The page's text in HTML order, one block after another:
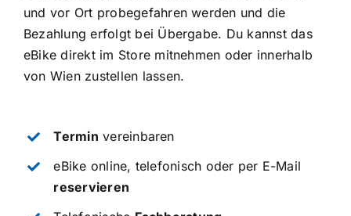
und vor Ort probegefahren werden und die
Bezahlung erfolgt bei Übergabe. Du kannst das
eBike direkt im Store mitnehmen oder innerhalb
von Wien zustellen lassen.
Termin vereinbaren
eBike online, telefonisch oder per E-Mail
reservieren